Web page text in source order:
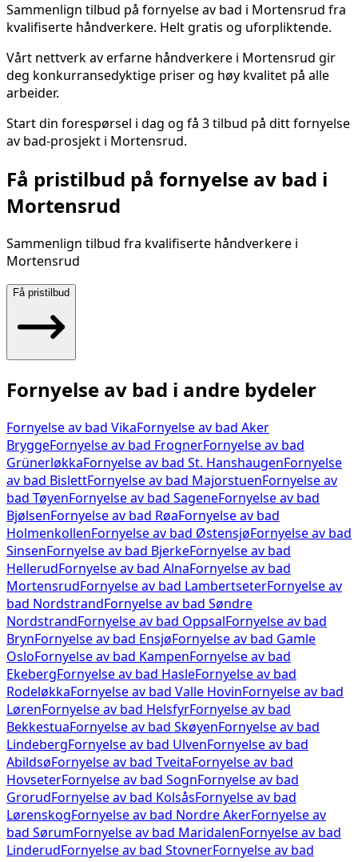
Sammenlign tilbud på fornyelse av bad i Mortensrud fra
kvalifiserte håndverkere. Helt gratis og uforpliktende.
Vårt nettverk av erfarne håndverkere i Mortensrud gir
deg konkurransedyktige priser og høy kvalitet på alle
arbeider.
Start din forespørsel i dag og få 3 tilbud på dittfornyelse
av bad-prosjekt i Mortensrud.
Få pristilbud på fornyelse av bad i
Mortensrud
Sammenlign tilbud fra kvalifiserte håndverkere i
Mortensrud
Få pristilbud
Fornyelse av bad i andre bydeler
Fornyelse av bad VikaFornyelse av bad Aker
BryggeFornyelse av bad FrognerFornyelse av bad
GrünerløkkaFornyelse av bad St. HanshaugenFornyelse
av bad BislettFornyelse av bad MajorstuenFornyelse av
bad TøyenFornyelse av bad SageneFornyelse av bad
BjølsenFornyelse av bad RøaFornyelse av bad
HolmenkollenFornyelse av bad ØstensjøFornyelse av bad
SinsenFornyelse av bad BjerkeFornyelse av bad
HellerudFornyelse av bad AlnaFornyelse av bad
MortensrudFornyelse av bad LambertseterFornyelse av
bad NordstrandFornyelse av bad Søndre
NordstrandFornyelse av bad OppsalFornyelse av bad
BrynFornyelse av bad EnsjøFornyelse av bad Gamle
OsloFornyelse av bad KampenFornyelse av bad
EkebergFornyelse av bad HasleFornyelse av bad
RodeløkkaFornyelse av bad Valle HovinFornyelse av bad
LørenFornyelse av bad HelsfyrFornyelse av bad
BekkestuaFornyelse av bad SkøyenFornyelse av bad
LindebergFornyelse av bad UlvenFornyelse av bad
AbildsøFornyelse av bad TveitaFornyelse av bad
HovseterFornyelse av bad SognFornyelse av bad
GrorudFornyelse av bad KolsåsFornyelse av bad
LørenskogFornyelse av bad Nordre AkerFornyelse av
bad SørumFornyelse av bad MaridalenFornyelse av bad
LinderudFornyelse av bad StovnerFornyelse av bad